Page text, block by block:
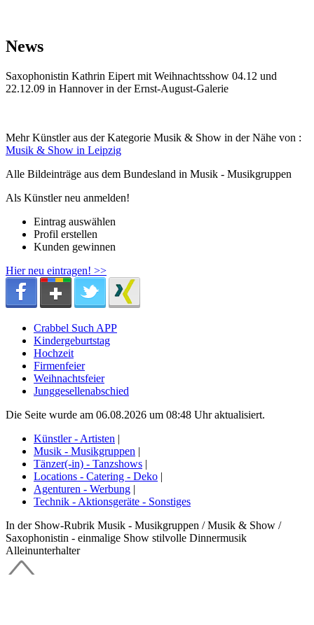
News
Saxophonistin Kathrin Eipert mit Weihnachtsshow 04.12 und
22.12.09 in Hannover in der Ernst-August-Galerie
Mehr Künstler aus der Kategorie Musik & Show in der Nähe von :
Musik & Show in Leipzig
Alle Bildeinträge aus dem Bundesland in Musik - Musikgruppen
Als Künstler neu anmelden!
Eintrag auswählen
Profil erstellen
Kunden gewinnen
Hier neu eintragen! >>
Crabbel Such APP
Kindergeburtstag
Hochzeit
Firmenfeier
Weihnachtsfeier
Junggesellenabschied
Die Seite wurde am 06.08.2026 um 08:48 Uhr aktualisiert.
Künstler - Artisten |
Musik - Musikgruppen |
Tänzer(-in) - Tanzshows |
Locations - Catering - Deko |
Agenturen - Werbung |
Technik - Aktionsgeräte - Sonstiges
In der Show-Rubrik Musik - Musikgruppen / Musik & Show /
Saxophonistin - einmalige Show stilvolle Dinnermusik
Alleinunterhalter